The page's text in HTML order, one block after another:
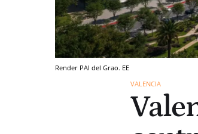
Render PAI del Grao. EE
VALENCIA